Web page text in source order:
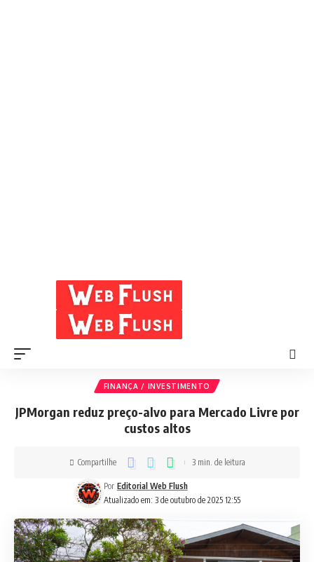
FINANÇA / INVESTIMENTO
JPMorgan reduz preço-alvo para Mercado Livre por
custos altos
Atualizado em: 3 de outubro de 2025 12:55
Por Editorial Web Flush
Compartilhe 3 min. de leitura